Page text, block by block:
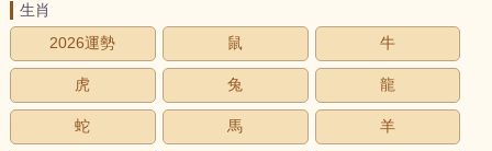
生肖
2026運勢
鼠 牛
虎 兔 龍
蛇 馬 羊